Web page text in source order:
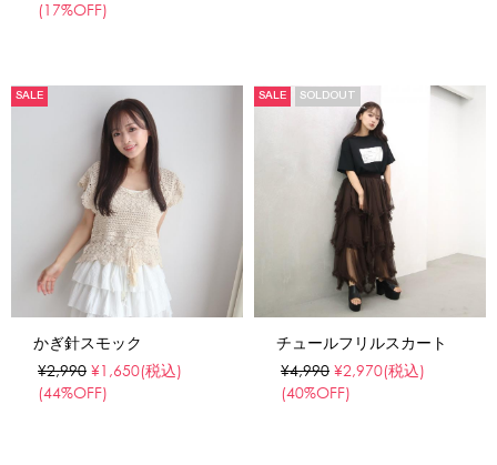
(17%OFF)
SALE
かぎ針スモック
¥2,990 ¥1,650(税込)
(44%OFF)
SALE SOLDOUT
チュールフリルスカート
¥4,990 ¥2,970(税込)
(40%OFF)